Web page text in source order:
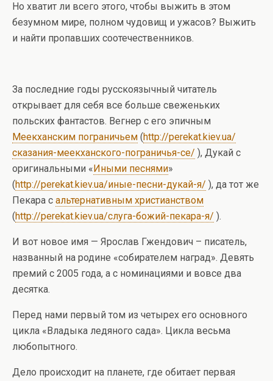
Но хватит ли всего этого, чтобы выжить в этом
безумном мире, полном чудовищ и ужасов? Выжить
и найти пропавших соотечественников.
За последние годы русскоязычный читатель
открывает для себя все больше свеженьких
польских фантастов. Вегнер с его эпичным
Меекханским пограничьем (http://perekat.kiev.ua/
сказания-меекханского-пограничья-се/ ), Дукай с
оригинальными « Иными песнями»
(http://perekat.kiev.ua/иные-песни-дукай-я/ ), да тот же
Пекара с альтернативным христианством
(http://perekat.kiev.ua/слуга-божий-пекара-я/ ).
И вот новое имя — Ярослав Гжендович – писатель,
названный на родине «собирателем наград». Девять
премий с 2005 года, а с номинациями и вовсе два
десятка.
Перед нами первый том из четырех его основного
цикла «Владыка ледяного сада». Цикла весьма
любопытного.
Дело происходит на планете, где обитает первая